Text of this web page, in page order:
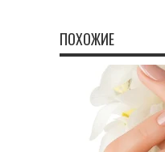
ПОХОЖИЕ